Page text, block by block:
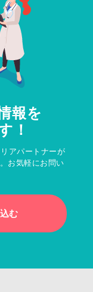
報を
！
アパートナーが
お気軽にお問い
む